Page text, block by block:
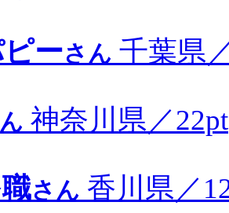
ーさん 千葉県
神奈川県／22pt
さん 香川県／